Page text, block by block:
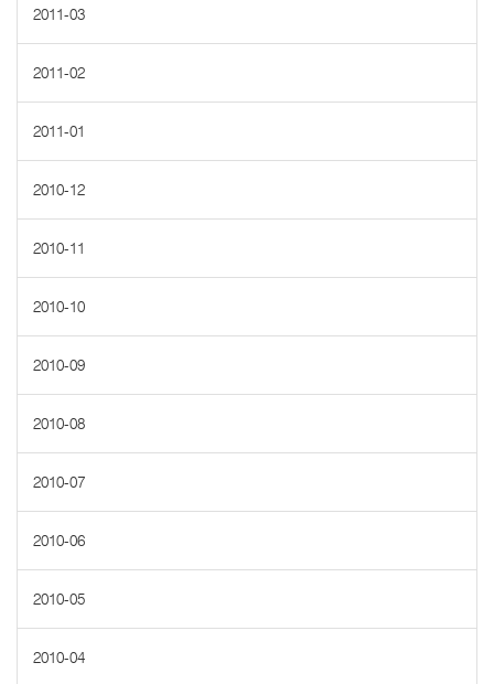
2011-03
2011-02
2011-01
2010-12
2010-11
2010-10
2010-09
2010-08
2010-07
2010-06
2010-05
2010-04